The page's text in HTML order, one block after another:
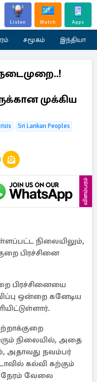
Listen Watch Apps
சமூகம் இந்தியா
நடைமுறை..!
முக்கிய
Sri Lankan Peoples
விளம்பரம்
நிலையிலும்,
பிரச்சினை
பிரச்சினையை
ஒன்றை கனேடிய
நிலையில், அதை
அதாவது நவம்பர்
கல்வி கற்கும்
நேரம் வேலை